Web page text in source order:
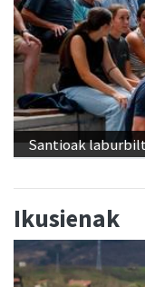
Santioak
Ikusienak